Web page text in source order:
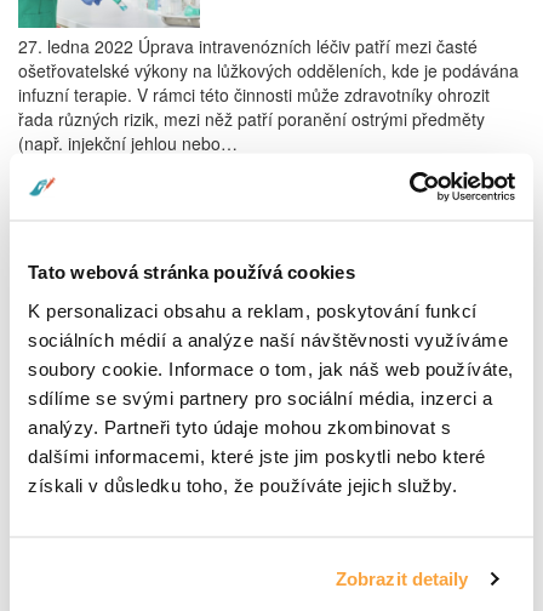
Tato webová stránka používá cookies
K personalizaci obsahu a reklam, poskytování funkcí
sociálních médií a analýze naší návštěvnosti využíváme
soubory cookie. Informace o tom, jak náš web používáte,
sdílíme se svými partnery pro sociální média, inzerci a
analýzy. Partneři tyto údaje mohou zkombinovat s
dalšími informacemi, které jste jim poskytli nebo které
získali v důsledku toho, že používáte jejich služby.
Zobrazit detaily
27. ledna 2022 Úprava intravenózních léčiv patří mezi časté
ošetřovatelské výkony na lůžkových odděleních, kde je podávána
infuzní terapie. V rámci této činnosti může zdravotníky ohrozit
řada různých rizik, mezi něž patří poranění ostrými předměty
(např. injekční jehlou nebo…
Celý článek
Změny přístupu k neklidným pacientům
Kurz praktických dovedností v Aesculap Akademii v Hradci
Králové – periferní žilní kanylace a katetrizace močového
měchýře u muže
Zvládání agresivního pacienta
Rizika spojená s antibiotiky
Pracovní skupina Bezpečnost personálu v pilotním kurzu na
Lékařské fakultě Univerzity Karlovy v Hradci Králové